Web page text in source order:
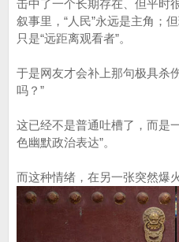
击中了一个长期存在、但平时
叙事里，“人民”永远是主角；
只是“远距离观看者”。
于是网友才会补上那句极具杀
吗？”
这已经不是普通吐槽了，而是
色幽默政治表达”。
而这种情绪，在另一张突然爆